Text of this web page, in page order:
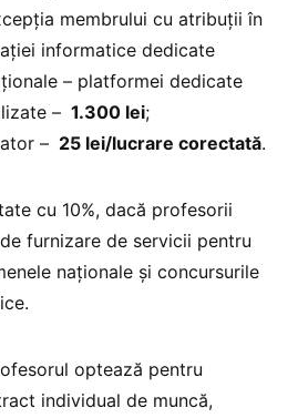
membrului cu atribuții în
informatice dedicate
– platformei dedicate
– 1.300 lei;
– 25 lei/lucrare corectată.
cu 10%, dacă profesorii
furnizare de servicii pentru
naționale și concursurile
optează pentru
individual de muncă,